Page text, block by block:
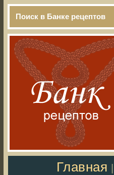
Поиск в Банке рецептов
Главная